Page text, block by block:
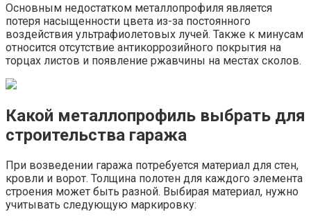
Основным недостатком металлопрофиля является
потеря насыщенности цвета из-за постоянного
воздействия ультрафиолетовых лучей. Также к минусам
относится отсутствие антикоррозийного покрытия на
торцах листов и появление ржавчины на местах сколов.
Какой металлопрофиль выбрать для
строительства гаража
При возведении гаража потребуется материал для стен,
кровли и ворот. Толщина полотен для каждого элемента
строения может быть разной. Выбирая материал, нужно
учитывать следующую маркировку: